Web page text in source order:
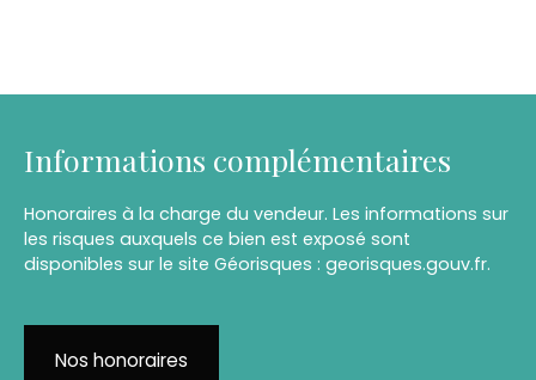
Informations complémentaires
Honoraires à la charge du vendeur. Les informations sur
les risques auxquels ce bien est exposé sont
disponibles sur le site Géorisques : georisques.gouv.fr.
Nos honoraires